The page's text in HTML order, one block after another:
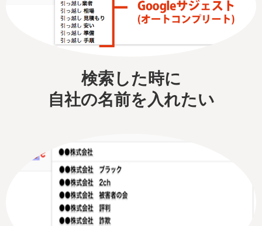
検索した時に
自社の名前を入れたい